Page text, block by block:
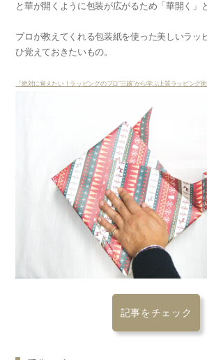
と華が開くように包装が広がるため「華開く」
プロが教えてくれる包装紙を使った美しいラッ
ひ覚えておきたいもの。
『絶対に覚えたい！ラッピングのプロ“三越”から学ぶ上質ラッピング術
記事をチェック